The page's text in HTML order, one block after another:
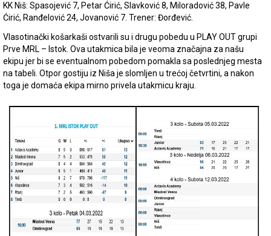
KK Niš: Spasojević 7, Petar Ćirić, Slavković 8, Miloradović 38, Pavle
Ćirić, Ranđelović 24, Jovanović 7. Trener: Đorđević.
Vlasotinački košarkaši ostvarili su i drugu pobedu u PLAY OUT grupi
Prve MRL – Istok. Ova utakmica bila je veoma značajna za našu
ekipu jer bi se eventualnom pobedom pomakla sa poslednjeg mesta
na tabeli. Otpor gostiju iz Niša je slomljen u trećoj četvrtini, a nakon
toga je domaća ekipa mirno privela utakmicu kraju.